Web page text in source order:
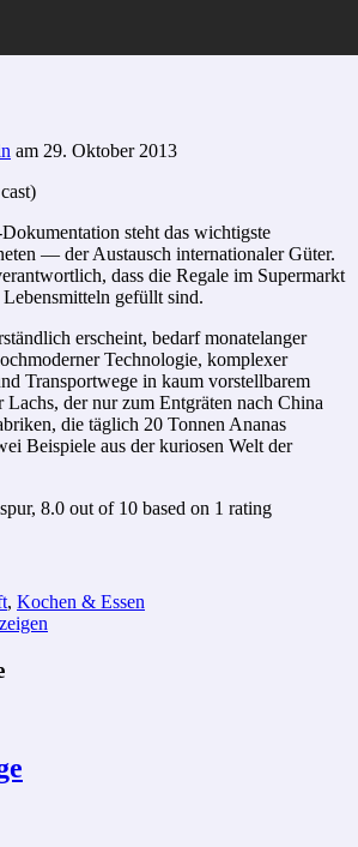
am 29. Oktober 2013
steht das wichtigste
— der Austausch internationaler Güter.
dass die Regale im Supermarkt
gefüllt sind.
erscheint, bedarf monatelanger
Technologie, komplexer
Transportwege in kaum vorstellbarem
Lachs, der nur zum Entgräten nach China
die täglich 20 Tonnen Ananas
Beispiele aus der kuriosen Welt der
, 8.0 out of 10 based on 1 rating
, Kochen & Essen